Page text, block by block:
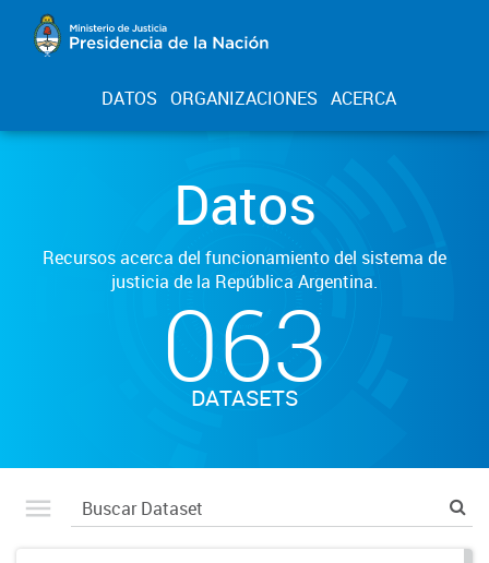
DATOS ORGANIZACIONES ACERCA
Datos
Recursos acerca del funcionamiento del sistema de
justicia de la República Argentina.
063
DATASETS